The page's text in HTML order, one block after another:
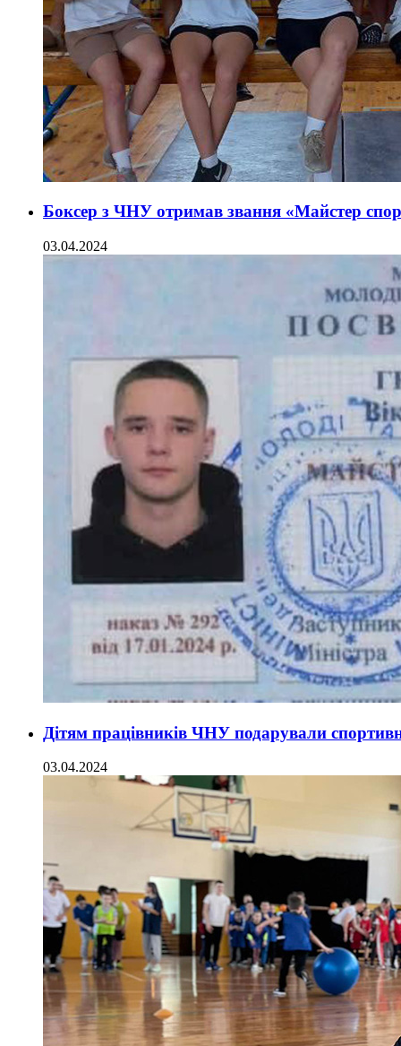
Боксер з ЧНУ отримав звання «Майстер
03.04.2024
Дітям працівників ЧНУ подарували
03.04.2024